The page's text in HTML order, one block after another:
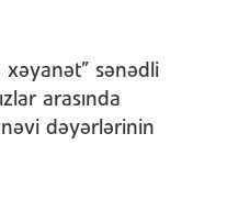
xəyanət” sənədli
arasında
dəyərlərinin